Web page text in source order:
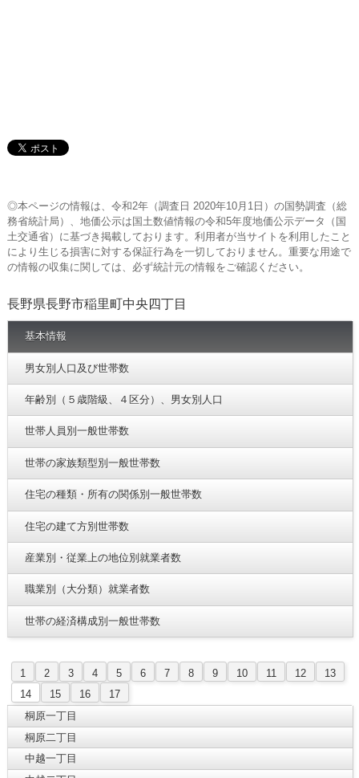
◎本ページの情報は、令和2年（調査日 2020年10月1日）の国勢調査（総
務省統計局）、地価公示は国土数値情報の令和5年度地価公示データ（国
土交通省）に基づき掲載しております。利用者が当サイトを利用したこと
により生じる損害に対する保証行為を一切しておりません。重要な用途で
の情報の収集に関しては、必ず統計元の情報をご確認ください。
長野県長野市稲里町中央四丁目
基本情報
男女別人口及び世帯数
年齢別（５歳階級、４区分）、男女別人口
世帯人員別一般世帯数
世帯の家族類型別一般世帯数
住宅の種類・所有の関係別一般世帯数
住宅の建て方別世帯数
産業別・従業上の地位別就業者数
職業別（大分類）就業者数
世帯の経済構成別一般世帯数
1 2 3 4 5 6 7 8 9 10 11 12
13
14
15 16
17
桐原一丁目
桐原二丁目
中越一丁目